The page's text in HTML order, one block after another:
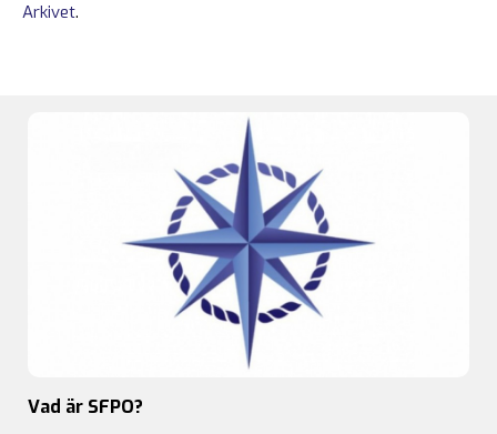
Arkivet.
Vad är SFPO?